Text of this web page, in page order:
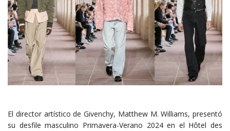
El director artístico de Givenchy, Matthew M. Williams, presentó
su desfile masculino Primavera-Verano 2024 en el Hôtel des